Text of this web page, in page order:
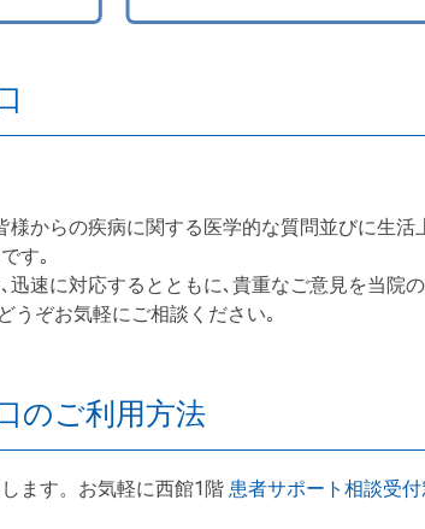
様からの疾病に関する医学的な質問並びに生
す｡
迅速に対応するとともに､貴重なご意見を当院
うぞお気軽にご相談ください｡
のご利用方法
ます。お気軽に西館1階 患者サポート相談受付